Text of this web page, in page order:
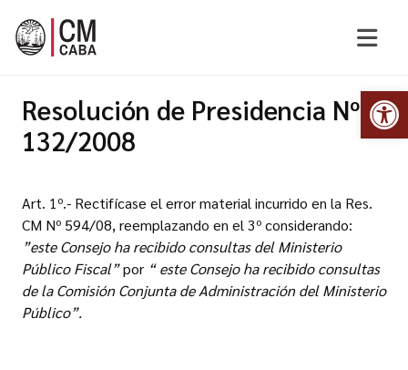
Resolución de Presidencia Nº
132/2008
Art. 1º.- Rectifícase el error material incurrido en la Res.
CM Nº 594/08, reemplazando en el 3º considerando:
”este Consejo ha recibido consultas del Ministerio
Público Fiscal”por “ este Consejo ha recibido consultas
de la Comisión Conjunta de Administración del Ministerio
Público”.